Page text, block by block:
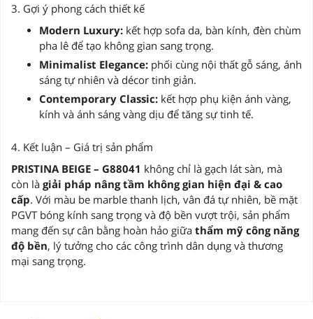
3. Gợi ý phong cách thiết kế
Modern Luxury: kết hợp sofa da, bàn kính, đèn chùm
pha lê để tạo không gian sang trọng.
Minimalist Elegance: phối cùng nội thất gỗ sáng, ánh
sáng tự nhiên và décor tinh giản.
Contemporary Classic: kết hợp phụ kiện ánh vàng,
kính và ánh sáng vàng dịu để tăng sự tinh tế.
4. Kết luận – Giá trị sản phẩm
PRISTINA BEIGE – G88041 không chỉ là gạch lát sàn, mà
còn là giải pháp nâng tầm không gian hiện đại & cao
cấp. Với màu be marble thanh lịch, vân đá tự nhiên, bề mặt
PGVT bóng kính sang trọng và độ bền vượt trội, sản phẩm
mang đến sự cân bằng hoàn hảo giữa thẩm mỹ công năng
độ bền, lý tưởng cho các công trình dân dụng và thương
mại sang trọng.